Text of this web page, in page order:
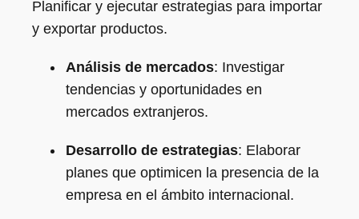
Planificar y ejecutar estrategias para importar
y exportar productos.
Análisis de mercados: Investigar
tendencias y oportunidades en
mercados extranjeros.
Desarrollo de estrategias: Elaborar
planes que optimicen la presencia de la
empresa en el ámbito internacional.